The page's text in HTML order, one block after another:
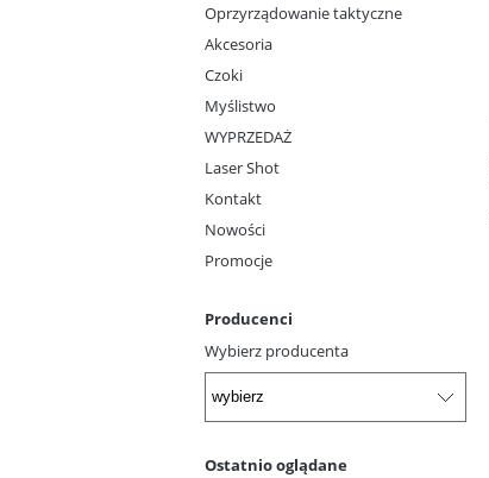
Oprzyrządowanie taktyczne
Akcesoria
Czoki
Myślistwo
WYPRZEDAŻ
Laser Shot
Kontakt
Nowości
Promocje
Producenci
Wybierz producenta
Ostatnio oglądane